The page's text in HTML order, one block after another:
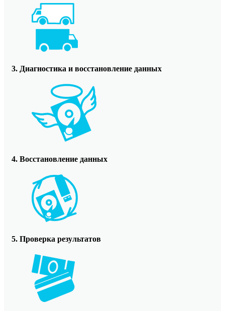
3. Диагностика и восстановление данных
4. Восстановление данных
5. Проверка результатов